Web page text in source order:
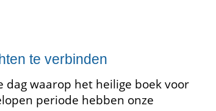
te verbinden
dag waarop het heilige boek voor
periode hebben onze